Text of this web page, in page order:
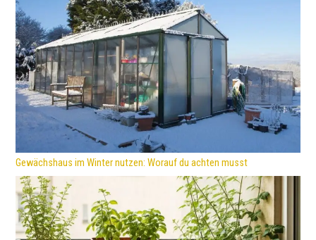
Gewächshaus im Winter nutzen: Worauf du achten musst